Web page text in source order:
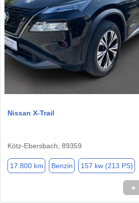
Nissan X-Trail
Kötz-Ebersbach, 89359
17.800 km Benzin 157 kw (213 PS)
★